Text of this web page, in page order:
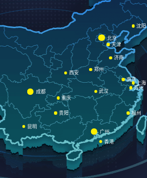
苏州
南京
天津
北京
沈阳
济南
西安
郑州
上海
武汉
贵阳
重庆
成都
昆明
广州
福州
香港